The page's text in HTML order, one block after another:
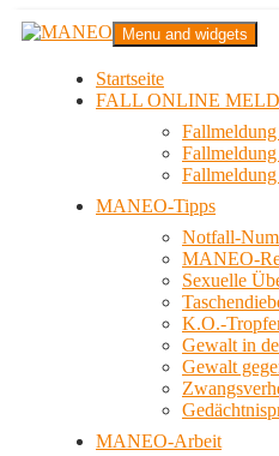
Zum
InhaltMANEO
Das schwule Anti-Gewalt-Projekt
Menu and widgets
Startseite
FALL ONLINE
MANEO-Tipps
Notfall-
MANEO-
Sexuelle
K.O.-
Gewalt in
Gewalt
MANEO-Arbeit